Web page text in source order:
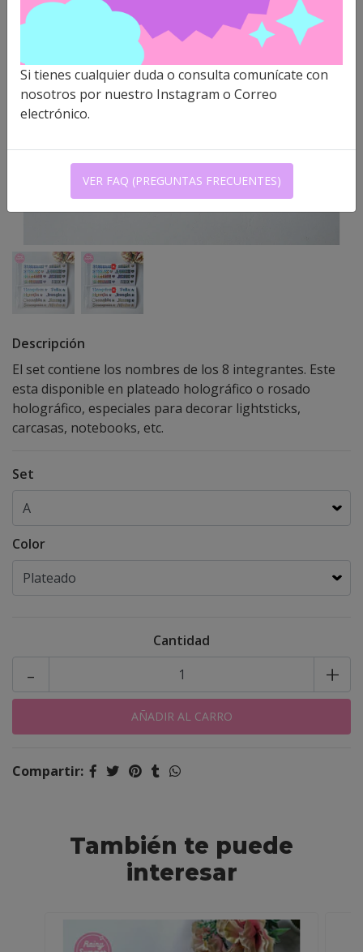
Descripción
El set contiene los nombres de los 8 integrantes. Este
esta disponible en plateado holográfico o rosado
holográfico, especiales para decorar lightsticks,
carcasas, notebooks, etc.
Set
Color
Cantidad
+
-
Compartir:
También te puede
interesar
Si tienes cualquier duda o consulta comunícate con
nosotros por nuestro Instagram o Correo
electrónico.
VER FAQ (PREGUNTAS FRECUENTES)